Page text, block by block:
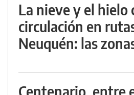
La nieve y el hielo
circulación en
Neuquén: las
Centenario, entre